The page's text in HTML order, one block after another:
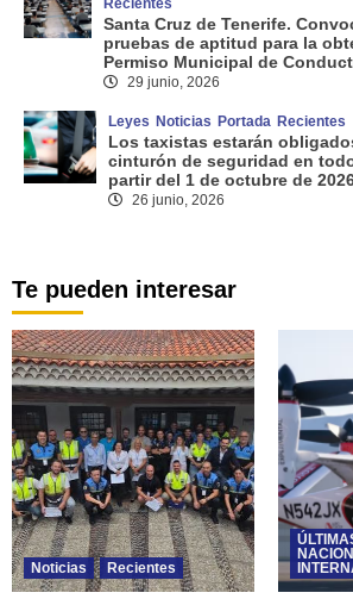
Recientes
Santa Cruz de Tenerife.
pruebas de aptitud para la
Permiso Municipal de
29 junio, 2026
Leyes Noticias Portada Recientes
Los taxistas estarán
cinturón de seguridad en
partir del 1 de octubre de
26 junio, 2026
Te pueden interesar
Noticias Recientes